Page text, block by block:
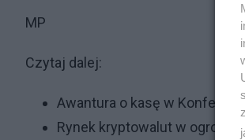
MP
Czytaj dalej:
Awantura o kasę w
Rynek kryptowalut w